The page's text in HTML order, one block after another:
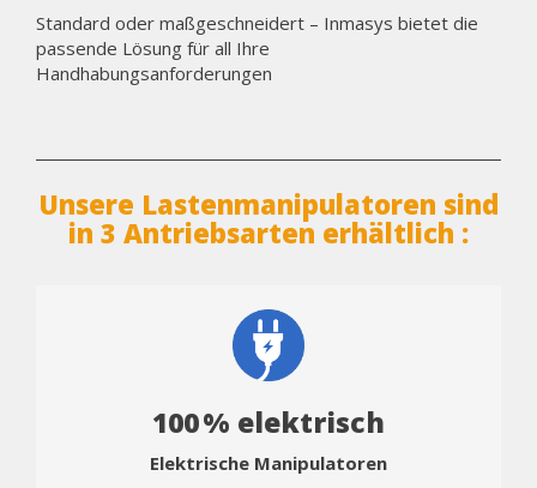
Standard oder maßgeschneidert – Inmasys bietet die
passende Lösung für all Ihre
Handhabungsanforderungen
Unsere Lastenmanipulatoren sind
in 3 Antriebsarten erhältlich :
100 % elektrisch
Elektrische Manipulatoren